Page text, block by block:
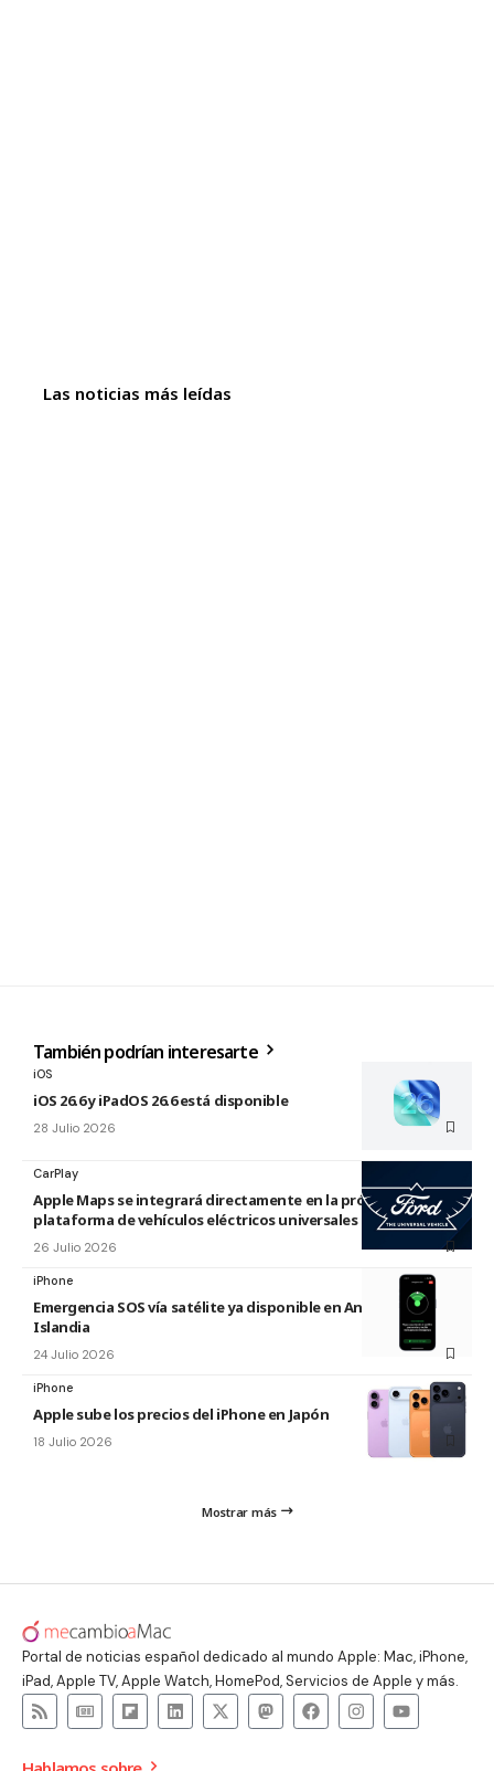
Las noticias más leídas
También podrían interesarte
iOS
iOS 26.6 y iPadOS 26.6 está disponible
28 Julio 2026
CarPlay
Apple Maps se integrará directamente en la próxima
plataforma de vehículos eléctricos universales de Ford
26 Julio 2026
iPhone
Emergencia SOS vía satélite ya disponible en Andorra e
Islandia
24 Julio 2026
iPhone
Apple sube los precios del iPhone en Japón
18 Julio 2026
Mostrar más
Portal de noticias español dedicado al mundo Apple: Mac, iPhone,
iPad, Apple TV, Apple Watch, HomePod, Servicios de Apple y más.